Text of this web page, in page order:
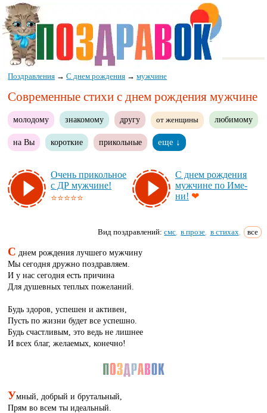
Поздравления →С днем рождения →мужчине
Современные стихи с днем рождения мужчине
молодому знакомому другу от женщины любимому
на Вы короткие прикольные еще ↓
Очень при­коль­ное
с ДР муж­чи­не!
⭐⭐⭐⭐⭐
С днем рож­де­ния
муж­чи­не по Име­
ни! ❤
Вид поздравлений:смс в прозе в стихах все
С днем рождения лучшего мужчину
Мы сегодня дружно поздравляем.
И у нас сегодня есть причина
Для душевных теплых пожеланий.
Будь здоров, успешен и активен,
Пусть по жизни будет все успешно.
Будь счастливым, это ведь не лишнее
И всех благ, желаемых, конечно!
Умный, добрый и брутальный,
Прям во всем ты идеальный.